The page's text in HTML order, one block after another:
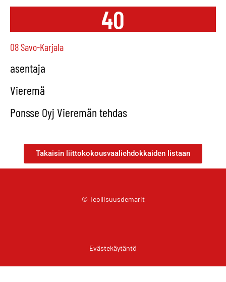
40
08 Savo-Karjala
asentaja
Vieremä
Ponsse Oyj Vieremän tehdas
Takaisin liittokokousvaaliehdokkaiden listaan
© Teollisuusdemarit
Evästekäytäntö